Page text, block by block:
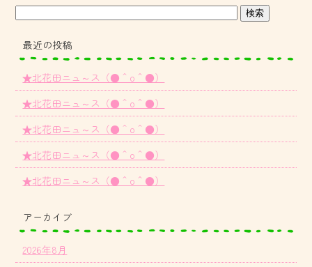
最近の投稿
★北花田ニュ～ス（●＾o＾●）
★北花田ニュ～ス（●＾o＾●）
★北花田ニュ～ス（●＾o＾●）
★北花田ニュ～ス（●＾o＾●）
★北花田ニュ～ス（●＾o＾●）
アーカイブ
2026年8月